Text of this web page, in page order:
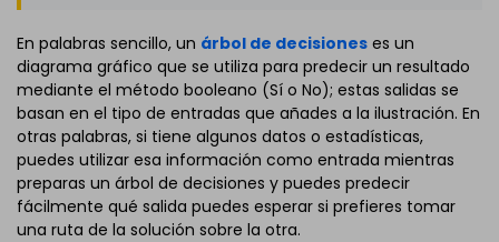
En palabras sencillo, un árbol de decisiones es un
diagrama gráfico que se utiliza para predecir un resultado
mediante el método booleano (Sí o No); estas salidas se
basan en el tipo de entradas que añades a la ilustración. En
otras palabras, si tiene algunos datos o estadísticas,
puedes utilizar esa información como entrada mientras
preparas un árbol de decisiones y puedes predecir
fácilmente qué salida puedes esperar si prefieres tomar
una ruta de la solución sobre la otra.